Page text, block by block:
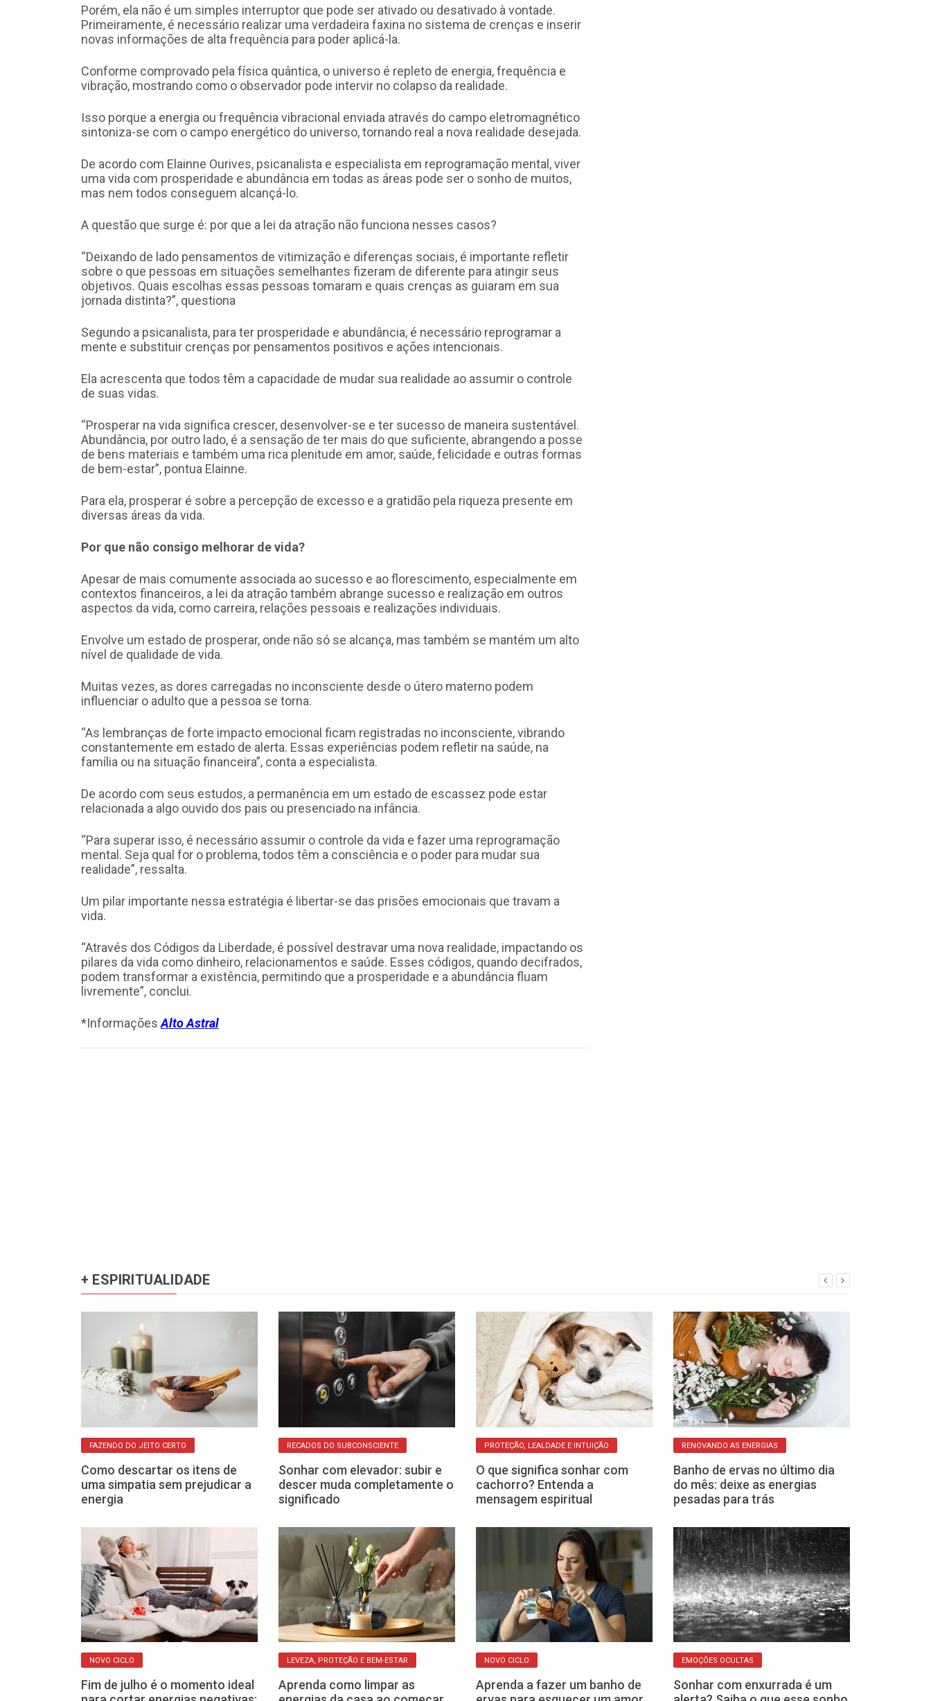
Porém, ela não é um simples interruptor que pode ser ativado ou desativado à vontade.
Primeiramente, é necessário realizar uma verdadeira faxina no sistema de crenças e inserir
novas informações de alta frequência para poder aplicá-la.
Conforme comprovado pela física quântica, o universo é repleto de energia, frequência e
vibração, mostrando como o observador pode intervir no colapso da realidade.
Isso porque a energia ou frequência vibracional enviada através do campo eletromagnético
sintoniza-se com o campo energético do universo, tornando real a nova realidade desejada.
De acordo com Elainne Ourives, psicanalista e especialista em reprogramação mental, viver
uma vida com prosperidade e abundância em todas as áreas pode ser o sonho de muitos,
mas nem todos conseguem alcançá-lo.
A questão que surge é: por que a lei da atração não funciona nesses casos?
“Deixando de lado pensamentos de vitimização e diferenças sociais, é importante refletir
sobre o que pessoas em situações semelhantes fizeram de diferente para atingir seus
objetivos. Quais escolhas essas pessoas tomaram e quais crenças as guiaram em sua
jornada distinta?”, questiona
Segundo a psicanalista, para ter prosperidade e abundância, é necessário reprogramar a
mente e substituir crenças por pensamentos positivos e ações intencionais.
Ela acrescenta que todos têm a capacidade de mudar sua realidade ao assumir o controle
de suas vidas.
“Prosperar na vida significa crescer, desenvolver-se e ter sucesso de maneira sustentável.
Abundância, por outro lado, é a sensação de ter mais do que suficiente, abrangendo a posse
de bens materiais e também uma rica plenitude em amor, saúde, felicidade e outras formas
de bem-estar”, pontua Elainne.
Para ela, prosperar é sobre a percepção de excesso e a gratidão pela riqueza presente em
diversas áreas da vida.
Por que não consigo melhorar de vida?
Apesar de mais comumente associada ao sucesso e ao florescimento, especialmente em
contextos financeiros, a lei da atração também abrange sucesso e realização em outros
aspectos da vida, como carreira, relações pessoais e realizações individuais.
Envolve um estado de prosperar, onde não só se alcança, mas também se mantém um alto
nível de qualidade de vida.
Muitas vezes, as dores carregadas no inconsciente desde o útero materno podem
influenciar o adulto que a pessoa se torna.
“As lembranças de forte impacto emocional ficam registradas no inconsciente, vibrando
constantemente em estado de alerta. Essas experiências podem refletir na saúde, na
família ou na situação financeira”, conta a especialista.
De acordo com seus estudos, a permanência em um estado de escassez pode estar
relacionada a algo ouvido dos pais ou presenciado na infância.
“Para superar isso, é necessário assumir o controle da vida e fazer uma reprogramação
mental. Seja qual for o problema, todos têm a consciência e o poder para mudar sua
realidade”, ressalta.
Um pilar importante nessa estratégia é libertar-se das prisões emocionais que travam a
vida.
“Através dos Códigos da Liberdade, é possível destravar uma nova realidade, impactando os
pilares da vida como dinheiro, relacionamentos e saúde. Esses códigos, quando decifrados,
podem transformar a existência, permitindo que a prosperidade e a abundância fluam
livremente”, conclui.
*InformaçõesAlto Astral
+ ESPIRITUALIDADE
FAZENDO DO JEITO CERTO
Como descartar os itens de
uma simpatia sem prejudicar a
energia
RECADOS DO SUBCONSCIENTE
Sonhar com elevador: subir e
descer muda completamente o
significado
PROTEÇÃO, LEALDADE E INTUIÇÃO
O que significa sonhar com
cachorro? Entenda a
mensagem espiritual
RENOVANDO AS ENERGIAS
Banho de ervas no último dia
do mês: deixe as energias
pesadas para trás
NOVO CICLO
Fim de julho é o momento ideal
LEVEZA, PROTEÇÃO E BEM-ESTAR
Aprenda como limpar as
NOVO CICLO
Aprenda a fazer um banho de
EMOÇÕES OCULTAS
Sonhar com enxurrada é um